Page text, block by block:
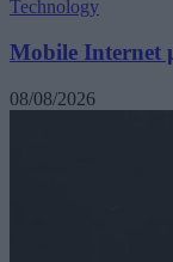
Technology
Mobile Internet
08/08/2026